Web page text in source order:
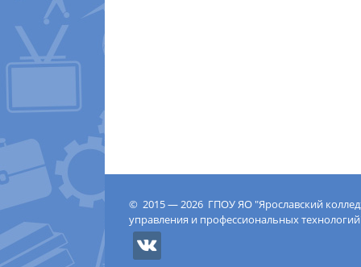
© 2015 — 2026 ГПОУ ЯО "Ярославский
управления и профессиональных